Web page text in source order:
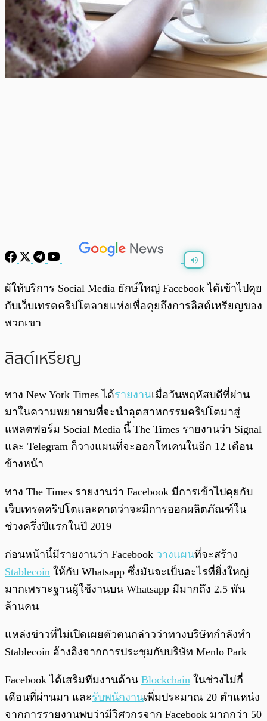
พร้อมเล่น 0:00 / 0:00
ผ้ให้บริการ Social Media ยักษ์ใหญ่ Facebook ได้เข้าไปคุย
กับเว็บเทรดคริปโตลายแห่งเพื่อคุยถึงการลิสต์เหรียญของ
พวกเขา
ลิสต์เหรียญ
ทาง New York Times ได้รายงานเมื่อวันพฤหัสบดีที่ผ่าน
มาในความพยายามที่จะนำอุตสาหกรรมคริปโตมาสู่
แพลตฟอร์ม Social Media นี้ The Times รายงานว่า Signal
และ Telegram ก็วางแผนที่จะออกโทเคนในอีก 12 เดือน
ข้างหน้า
ทาง The Times รายงานว่า Facebook มีการเข้าไปคุยกับ
เว็บเทรดคริปโตและคาดว่าจะมีการออกผลิตภัณฑ์ใน
ช่วงครึ่งปีแรกในปี 2019
ก่อนหน้านี้มีรายงานว่า Facebook วางแผนที่จะสร้าง
Stablecoin ให้กับ Whatsapp ซึ่งมันจะเป็นอะไรที่ยิ่งใหญ่
มากเพราะฐานผู้ใช้งานบน Whatsapp มีมากถึง 2.5 พัน
ล้านคน
แหล่งข่าวที่ไม่เปิดเผยตัวตนกล่าวว่าทางบริษัทกำลังทำ
Stablecoin อ้างอิงจากการประชุมกับบริษัท Menlo Park
Facebook ได้เสริมทีมงานด้าน Blockchain ในช่วงไม่กี่
เดือนที่ผ่านมา และรับพนักงานเพิ่มประมาณ 20 ตำแหน่ง
จากการรายงานพบว่ามีวิศวกรจาก Facebook มากกว่า 50